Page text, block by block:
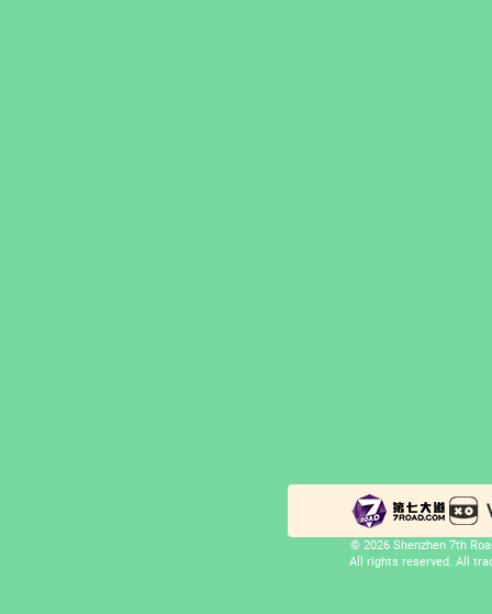
© 2026 Shenzhen 7th
All rights reserved. All